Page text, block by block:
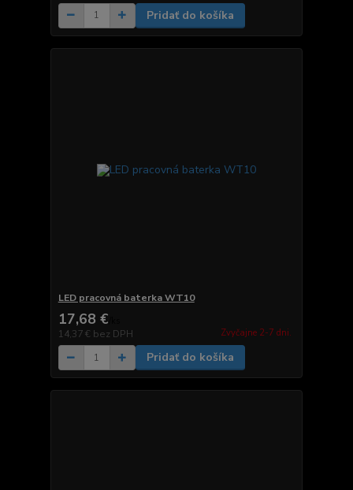
Pridať do košíka
LED pracovná baterka WT10
17,68 €
14,37 € bez DPH Zvyčajne 2-7 dni.
Pridať do košíka